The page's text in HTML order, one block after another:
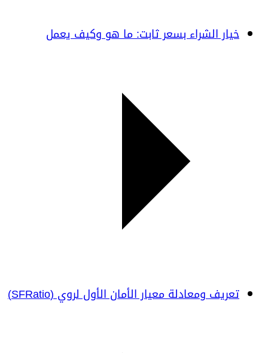
خيار الشراء بسعر ثابت: ما هو وكيف يعمل
تعريف ومعادلة معيار الأمان الأول لروي (SFRatio)